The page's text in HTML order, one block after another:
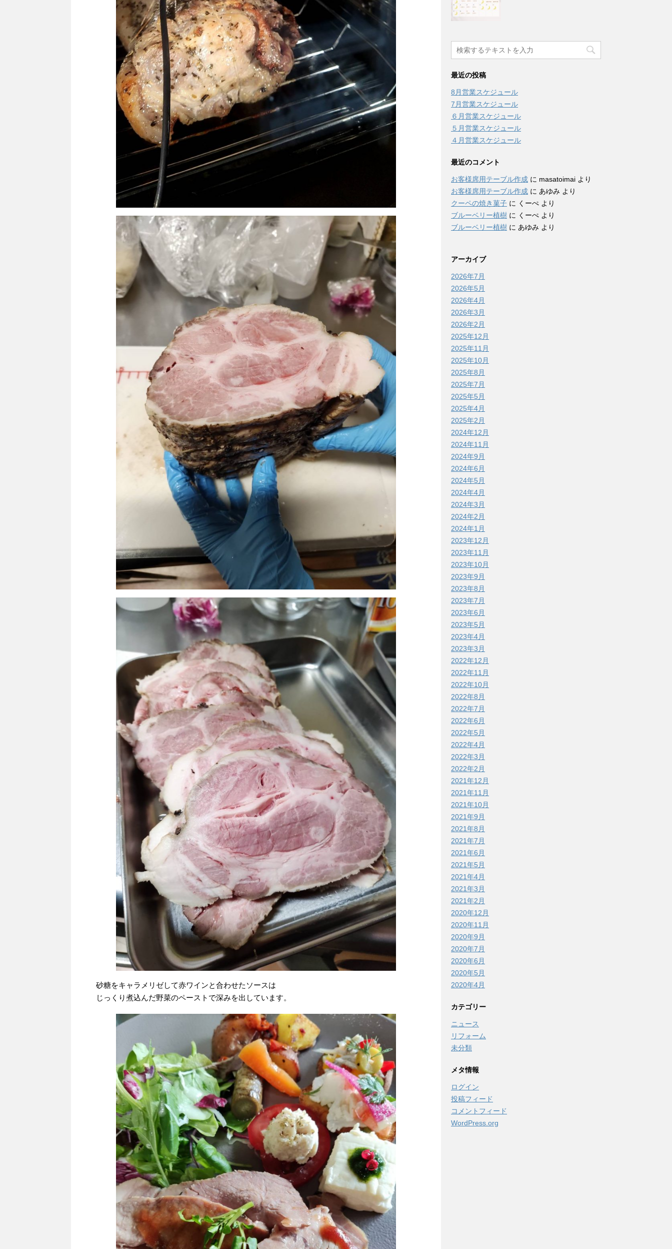
砂糖をキャラメリゼして赤ワインと合わせたソースは
じっくり煮込んだ野菜のペーストで深みを出しています。
最近の投稿
8月営業スケジュール
7月営業スケジュール
６月営業スケジュール
５月営業スケジュール
４月営業スケジュール
最近のコメント
お客様席用テーブル作成 に masatoimai より
お客様席用テーブル作成 に あゆみ より
クーペの焼き菓子 に くーぺ より
ブルーベリー植樹 に くーぺ より
ブルーベリー植樹 に あゆみ より
アーカイブ
2026年7月
2026年5月
2026年4月
2026年3月
2026年2月
2025年12月
2025年11月
2025年10月
2025年8月
2025年7月
2025年5月
2025年4月
2025年2月
2024年12月
2024年11月
2024年9月
2024年6月
2024年5月
2024年4月
2024年3月
2024年2月
2024年1月
2023年12月
2023年11月
2023年10月
2023年9月
2023年8月
2023年7月
2023年6月
2023年5月
2023年4月
2023年3月
2022年12月
2022年11月
2022年10月
2022年8月
2022年7月
2022年6月
2022年5月
2022年4月
2022年3月
2022年2月
2021年12月
2021年11月
2021年10月
2021年9月
2021年8月
2021年7月
2021年6月
2021年5月
2021年4月
2021年3月
2021年2月
2020年12月
2020年11月
2020年9月
2020年7月
2020年6月
2020年5月
2020年4月
カテゴリー
ニュース
リフォーム
未分類
メタ情報
ログイン
投稿フィード
コメントフィード
WordPress.org